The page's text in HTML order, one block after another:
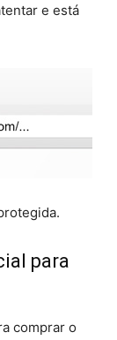
e está
para
comprar o